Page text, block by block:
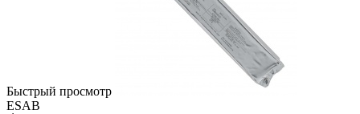
Быстрый просмотр
ESAB